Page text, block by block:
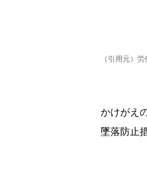
（引用元）
かけがえ
墜落防止